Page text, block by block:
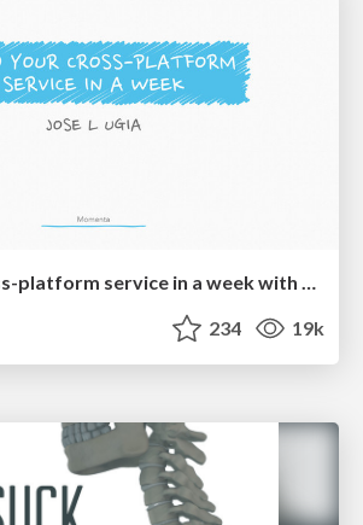
Build your cross-platform service in a week with App Engine
234 19k